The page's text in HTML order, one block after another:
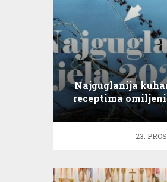
Najguglanija
receptima
23.